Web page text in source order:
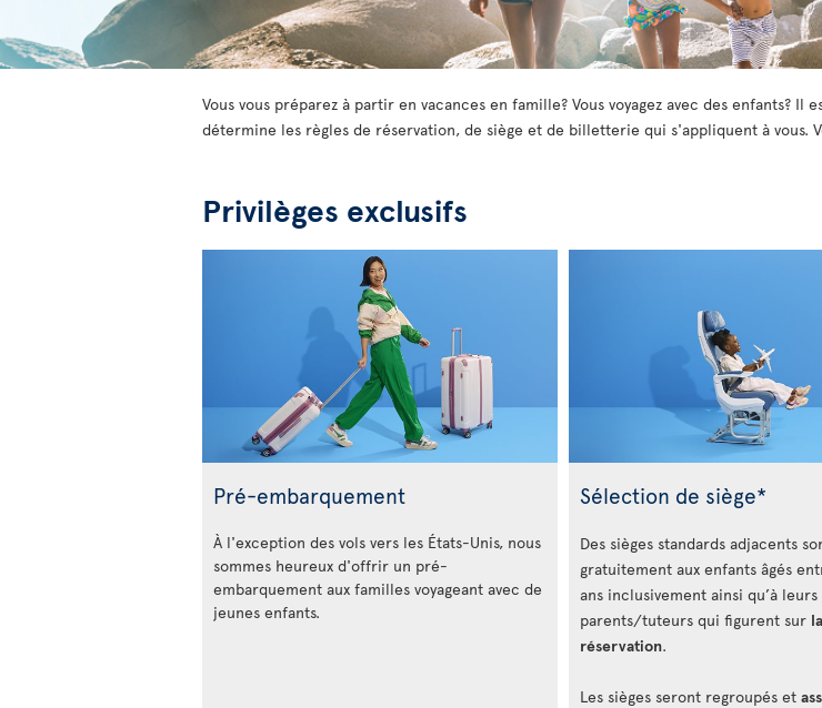
Vous vous préparez à partir en vacances en famille? Vous voyagez avec des enfants?
détermine les règles de réservation, de siège et de billetterie qui s'appliquent à vous.
Privilèges exclusifs
Pré-embarquement
À l'exception des vols vers les États-Unis, nous
sommes heureux d'offrir un pré-
embarquement aux familles voyageant avec de
jeunes enfants.
Sélection de siège*
Des sièges standards adjacents
gratuitement aux enfants âgés
ans inclusivement ainsi qu’à leurs
parents/tuteurs qui figurent sur
réservation.
Les sièges seront regroupés et